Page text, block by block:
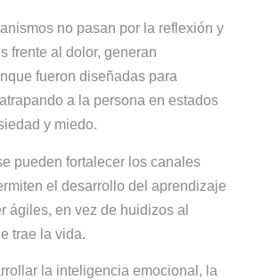
no pasan por la reflexión y
frente al dolor, generan
fueron diseñadas para
a la persona en estados
y miedo.
pueden fortalecer los canales
el desarrollo del aprendizaje
ágiles, en vez de huidizos al
trae la vida.
la inteligencia emocional, la